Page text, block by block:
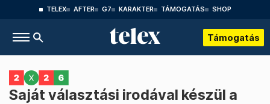
TELEX AFTER G7 KARAKTER TÁMOGATÁS SHOP
Támogatás
Saját választási irodával készül a